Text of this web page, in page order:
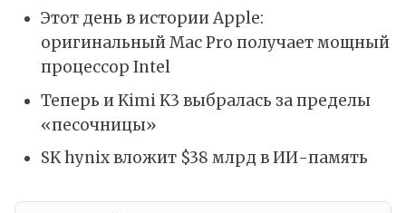
Этот день в истории Apple:
оригинальный Mac Pro получает мощный
процессор Intel
Теперь и Kimi K3 выбралась за пределы
«песочницы»
SK hynix вложит $38 млрд в ИИ-память